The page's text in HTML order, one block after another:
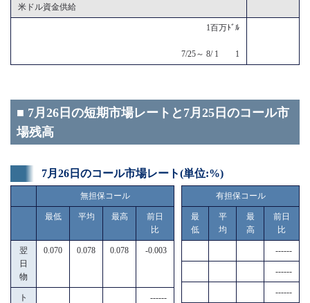
米ドル資金供給
1百万ﾄﾞﾙ
7/25～ 8/ 1 1
■ 7月26日の短期市場レートと7月25日のコール市
場残高
7月26日のコール市場レート(単位:%)
無担保コール
最低 平均 最高
前日
比
翌
日
物
0.070 0.078 0.078 -0.003
ト
------
有担保コール
最
低
平
均
最
高
前日
比
------
------
------